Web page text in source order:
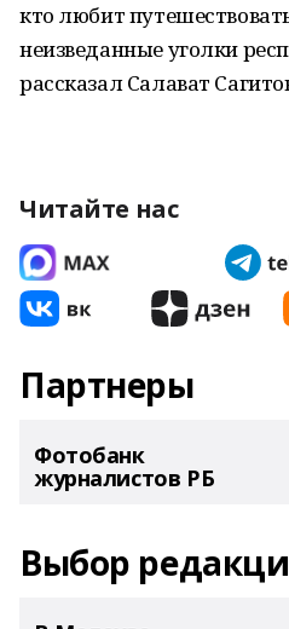
кто любит
неизведанные уголки
рассказал Салават
Читайте нас
Партнеры
Фотобанк
журналистов РБ
Выбор